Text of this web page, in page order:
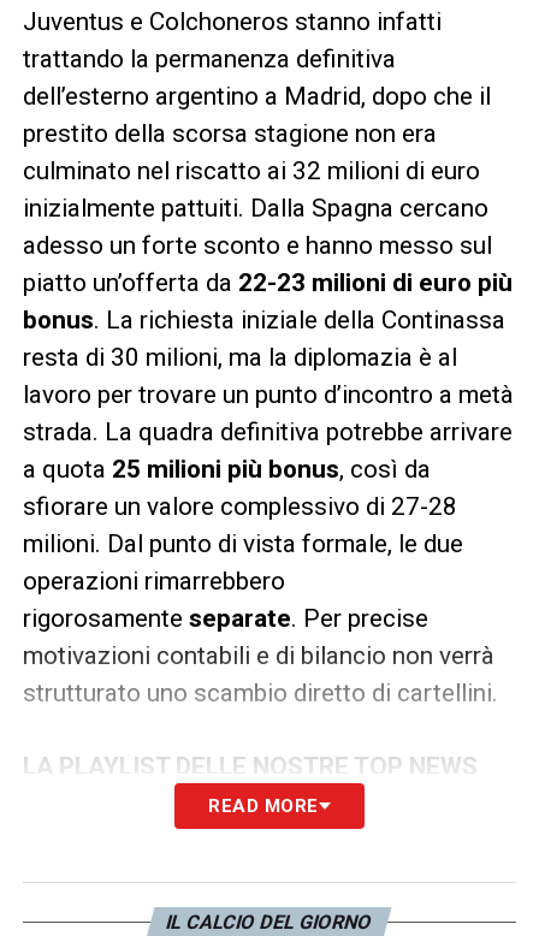
Juventus e Colchoneros stanno infatti
trattando la permanenza definitiva
dell’esterno argentino a Madrid, dopo che il
prestito della scorsa stagione non era
culminato nel riscatto ai 32 milioni di euro
inizialmente pattuiti. Dalla Spagna cercano
adesso un forte sconto e hanno messo sul
piatto un’offerta da 22-23 milioni di euro più
bonus. La richiesta iniziale della Continassa
resta di 30 milioni, ma la diplomazia è al
lavoro per trovare un punto d’incontro a metà
strada. La quadra definitiva potrebbe arrivare
a quota 25 milioni più bonus, così da
sfiorare un valore complessivo di 27-28
milioni. Dal punto di vista formale, le due
operazioni rimarrebbero
rigorosamente separate. Per precise
motivazioni contabili e di bilancio non verrà
strutturato uno scambio diretto di cartellini.
LA PLAYLIST DELLE NOSTRE TOP NEWS
READ MORE
IL CALCIO DEL GIORNO